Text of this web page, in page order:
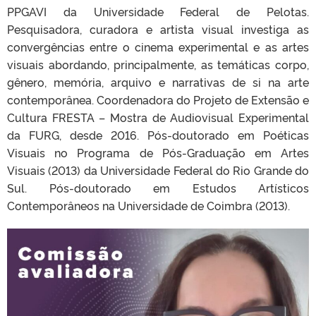
PPGAVI da Universidade Federal de Pelotas.
Pesquisadora, curadora e artista visual investiga as
convergências entre o cinema experimental e as artes
visuais abordando, principalmente, as temáticas corpo,
gênero, memória, arquivo e narrativas de si na arte
contemporânea. Coordenadora do Projeto de Extensão e
Cultura FRESTA – Mostra de Audiovisual Experimental
da FURG, desde 2016. Pós-doutorado em Poéticas
Visuais no Programa de Pós-Graduação em Artes
Visuais (2013) da Universidade Federal do Rio Grande do
Sul. Pós-doutorado em Estudos Artísticos
Contemporâneos na Universidade de Coimbra (2013).